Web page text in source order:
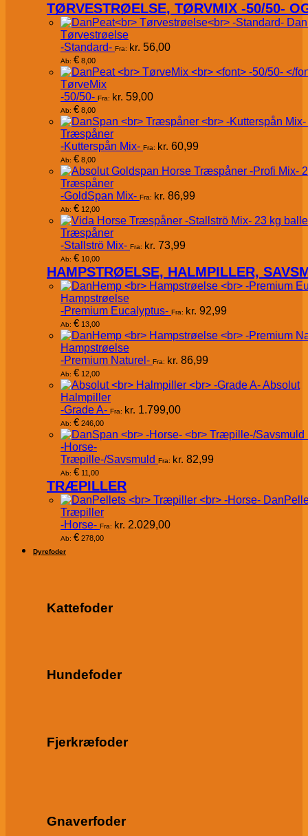
TØRVESTRØELSE, TØRVMIX -50/50-
Tørvestrøelse
-Standard- Fra: kr. 56,00
Ab: € 8,00
TørveMix
-50/50- Fra: kr. 59,00
Ab: € 8,00
Træspåner
-Kutterspån Mix- Fra: kr. 60,99
Ab: € 8,00
Træspåner
-GoldSpan Mix- Fra: kr. 86,99
Ab: € 12,00
Træspåner
-Stallströ Mix- Fra: kr. 73,99
Ab: € 10,00
HAMPSTRØELSE, HALMPILLER,
Hampstrøelse
-Premium Eucalyptus- Fra: kr. 92,99
Ab: € 13,00
Hampstrøelse
-Premium Naturel- Fra: kr. 86,99
Ab: € 12,00
Absolut
Halmpiller
-Grade A- Fra: kr. 1.799,00
Ab: € 246,00
-Horse-
Træpille-/Savsmuld Fra: kr. 82,99
Ab: € 11,00
TRÆPILLER
Træpiller
-Horse- Fra: kr. 2.029,00
Ab: € 278,00
Dyrefoder
Kattefoder
Hundefoder
Fjerkræfoder
Gnaverfoder